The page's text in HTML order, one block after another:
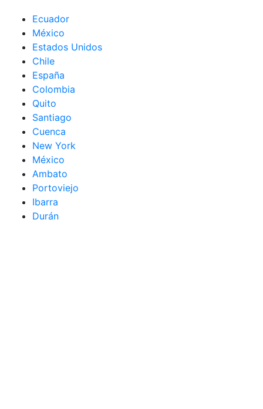
Ecuador
México
Estados Unidos
Chile
España
Colombia
Quito
Santiago
Cuenca
New York
México
Ambato
Portoviejo
Ibarra
Durán